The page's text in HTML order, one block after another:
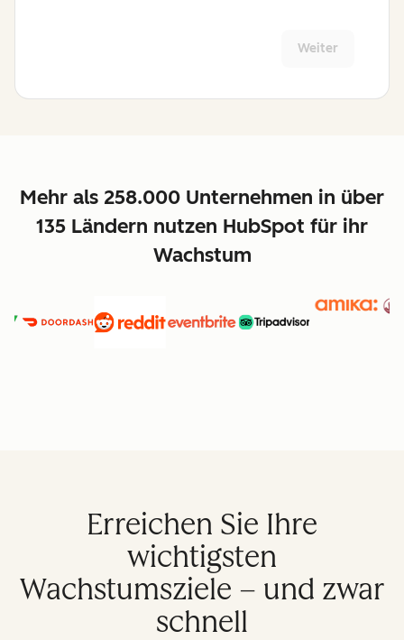
Weiter
Mehr als 258.000 Unternehmen in über
135 Ländern nutzen HubSpot für ihr
Wachstum
Erreichen Sie Ihre
wichtigsten
Wachstumsziele – und zwar
schnell